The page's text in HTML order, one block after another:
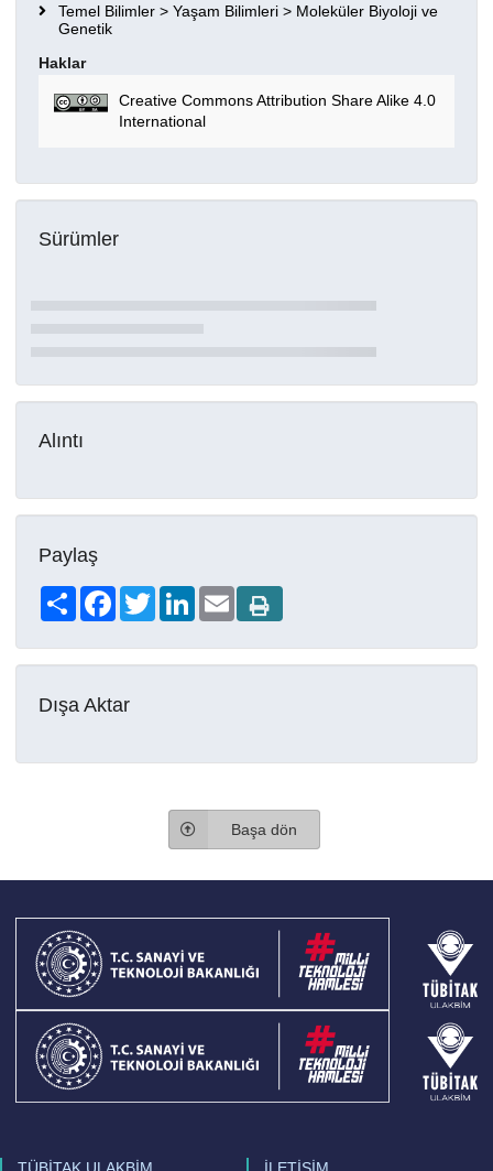
Temel Bilimler > Yaşam Bilimleri > Moleküler Biyoloji ve
Genetik
Haklar
Creative Commons Attribution Share Alike 4.0
International
Sürümler
Alıntı
Paylaş
Share FacebookTwitterLinkedIn
Email
Dışa Aktar
Başa dön